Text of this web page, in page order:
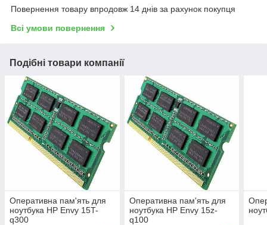
Повернення товару впродовж 14 днів за рахунок покупця
Всі умови повернення
Подібні товари компанії
Оперативна пам'ять для
ноутбука HP Envy 15T-
q300
Оперативна пам'ять для
ноутбука HP Envy 15z-
q100